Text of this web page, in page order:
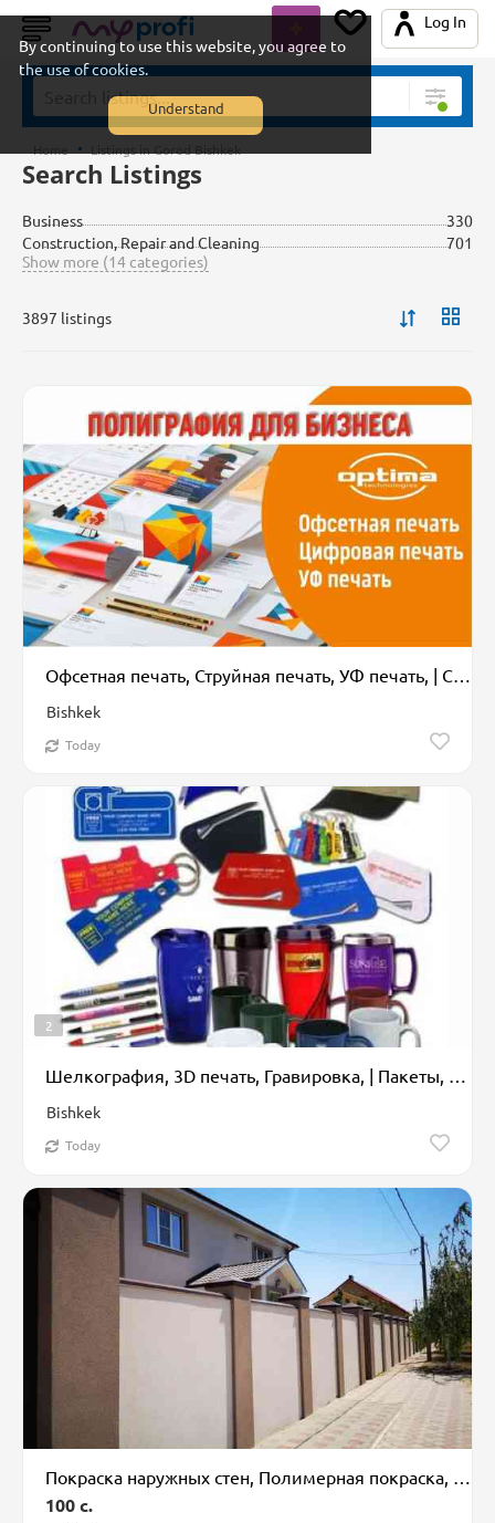
By continuing to use this website, you agree to
the use of cookies.
Understand
Log In
Search Listings
Business
330
Construction, Repair and Cleaning
701
Show more (14 categories)
3897 listings
Офсетная печать, Струйная печать, УФ печать, | Сертификаты, Таблички, Бирки, лейблы
Bishkek
Today
2
Шелкография, 3D печать, Гравировка, | Пакеты, Кружки, Таблички
Bishkek
Today
100 c.